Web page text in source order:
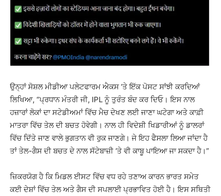
ਉਨ੍ਹਾਂ ਸੋਸ਼ਲ ਮੀਡੀਆ ਪਲੇਟਫਾਰਮ ਐਕਸ ‘ਤੇ ਇੱਕ ਪੋਸਟ ਸਾਂਝੀ ਕਰਦਿਆਂ
ਲਿਖਿਆ, “ਪ੍ਰਧਾਨ ਮੰਤਰੀ ਜੀ, IPL ਨੂੰ ਤੁਰੰਤ ਬੰਦ ਕਰ ਦਿਓ। ਇਸ ਨਾਲ
ਹਜ਼ਾਰਾਂ ਲੋਕਾਂ ਦਾ ਸਟੇਡੀਅਮਾਂ ਵਿੱਚ ਮੈਚ ਦੇਖਣ ਲਈ ਜਾਣਾ ਘਟੇਗਾ ਅਤੇ ਕਾਫ਼ੀ
ਮਾਤਰਾ ਵਿੱਚ ਤੇਲ ਦੀ ਬਚਤ ਹੋਵੇਗੀ। ਨਾਲ ਹੀ ਵਿਦੇਸ਼ੀ ਖਿਡਾਰੀਆਂ ਨੂੰ ਡਾਲਰਾਂ
ਵਿੱਚ ਦਿੱਤੇ ਜਾਣ ਵਾਲੇ ਭੁਗਤਾਨ ਵੀ ਰੁਕ ਜਾਣਗੇ। ਜੇ ਇਹ ਫੈਸਲਾ ਲਿਆ ਜਾਂਦਾ ਹੈ
ਤਾਂ ਤੇਲ-ਗੈਸ ਦੀ ਬਚਤ ਦੇ ਨਾਲ ਸੱਟੇਬਾਜ਼ੀ ‘ਤੇ ਵੀ ਕਾਬੂ ਪਾਇਆ ਜਾ ਸਕਦਾ ਹੈ।”
ਜ਼ਿਕਰਯੋਗ ਹੈ ਕਿ ਮਿਡਲ ਈਸਟ ਵਿੱਚ ਵਧ ਰਹੇ ਤਣਾਅ ਕਾਰਨ ਭਾਰਤ ਸਮੇਤ
ਕਈ ਦੇਸ਼ਾਂ ਵਿੱਚ ਤੇਲ ਅਤੇ ਗੈਸ ਦੀ ਸਪਲਾਈ ਪ੍ਰਭਾਵਿਤ ਹੋਈ ਹੈ। ਇਸ ਸਥਿਤੀ